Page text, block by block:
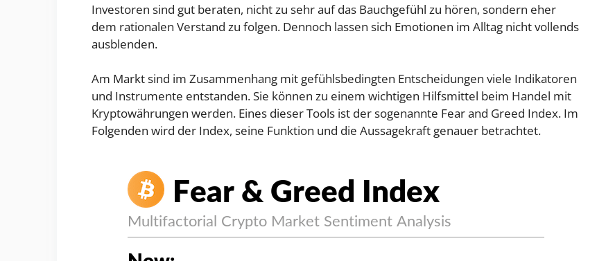
Investoren sind gut beraten, nicht zu sehr auf das Bauchgefühl zu hören, sondern eher
dem rationalen Verstand zu folgen. Dennoch lassen sich Emotionen im Alltag nicht vollends
ausblenden.
Am Markt sind im Zusammenhang mit gefühlsbedingten Entscheidungen viele Indikatoren
und Instrumente entstanden. Sie können zu einem wichtigen Hilfsmittel beim Handel mit
Kryptowährungen werden. Eines dieser Tools ist der sogenannte Fear and Greed Index. Im
Folgenden wird der Index, seine Funktion und die Aussagekraft genauer betrachtet.